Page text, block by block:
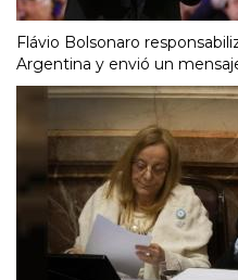
Flávio Bolsonaro
Argentina y envió un